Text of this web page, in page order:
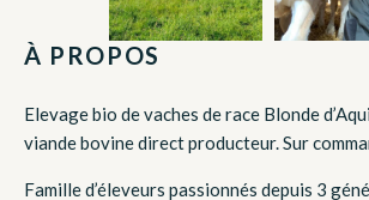
À PROPOS
Elevage bio de vaches de race Blonde
viande bovine direct producteur. Sur
Famille d’éleveurs passionnés depuis 3